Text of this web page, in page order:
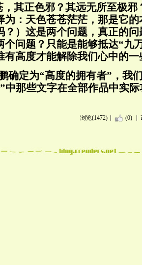
，其正色邪？其远无所至极邪
为：天色苍苍茫茫，那是它
？）这是两个问题，真正的
个问题？只能是能够抵达“九
有高度才能解除我们心中的
确定为“高度的拥有者”，我
中那些文字在全部作品中实
浏览(1472) (0)